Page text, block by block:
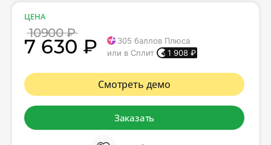
ЦЕНА
10900 ₽
7 630 ₽ 305 баллов Плюса
или в Сплит
1 908 ₽
Смотреть демо
Заказать